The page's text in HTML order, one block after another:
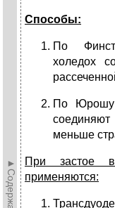
Способы:
По
холедох
По Юрошу
меньше
При застое в
применяются: